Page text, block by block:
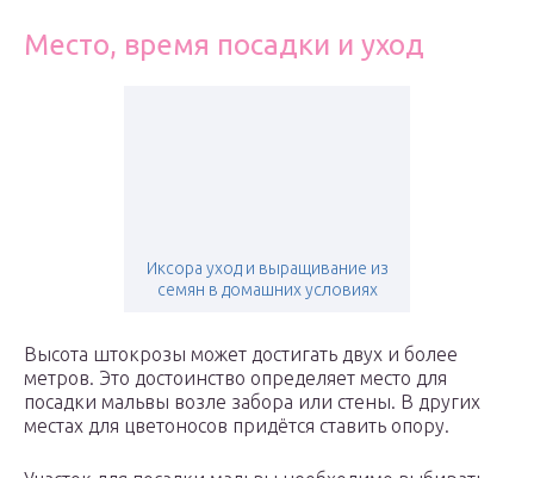
Место, время посадки и уход
Иксора уход и выращивание из
семян в домашних условиях
Высота штокрозы может достигать двух и более
метров. Это достоинство определяет место для
посадки мальвы возле забора или стены. В других
местах для цветоносов придётся ставить опору.